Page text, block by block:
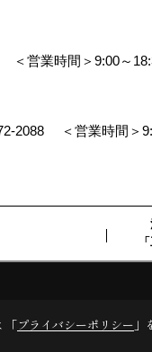
＜営業時間＞9:00～
2088 ＜営業時間＞
「プライバシーポリシー 」